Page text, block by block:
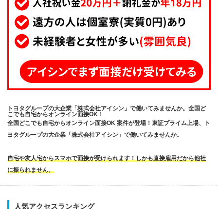
トヨタグループの大企業「株式会社アイシン」で働いてみませんか。全国ど
こでも自宅からオンライン面接OK！
全国どこでも自宅からオンライン面接OK 案件が登場！東証プライム上場、ト
ヨタグループの大企業「株式会社アイシン」で働いてみませんか。
自宅や友人宅からスマホで面接が受けられます！しかも直接雇用だから他社
に振られません。
人気アクセスランキング